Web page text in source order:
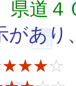
県道４
があり
☆